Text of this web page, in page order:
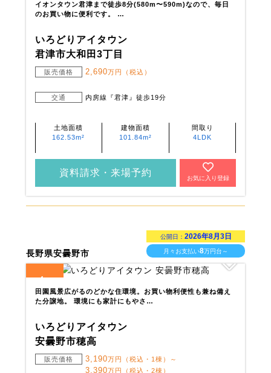
イオンタウン君津まで徒歩8分(580m〜590m)なので、毎日
のお買い物に便利です。 …
いろどりアイタウン
君津市大和田3丁目
販売価格 2,690万円（税込）
交通 内房線『君津』徒歩19分
土地面積
162.53m²
建物面積
101.84m²
間取り
4LDK
資料請求・来場予約
お気に入り登録
長野県安曇野市
公開日： 2026年8月3日
月々お支払い8万円台～
4
田園風景広がるのどかな住環境。お買い物利便性も兼ね備え
た分譲地。 環境にも家計にもやさ…
いろどりアイタウン
安曇野市穂高
販売価格 3,190万円（税込・1棟）～
3,390万円（税込・2棟）